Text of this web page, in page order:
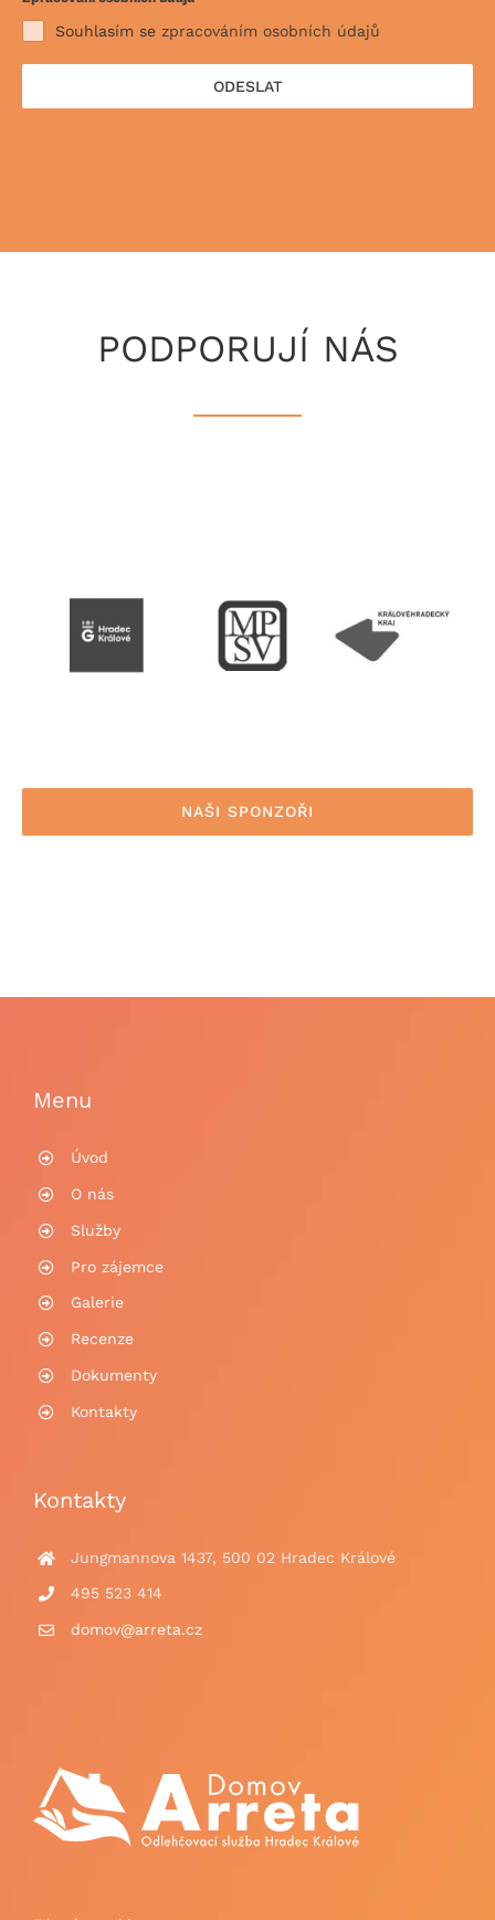
Souhlasím se zpracováním osobních údajů
ODESLAT
PODPORUJÍ NÁS
NAŠI SPONZOŘI
Menu
Úvod
O nás
Služby
Pro zájemce
Galerie
Recenze
Dokumenty
Kontakty
Kontakty
Jungmannova 1437, 500 02 Hradec Králové
495 523 414
domov@arreta.cz